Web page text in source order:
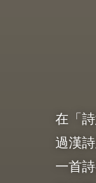
在「
過漢
一首